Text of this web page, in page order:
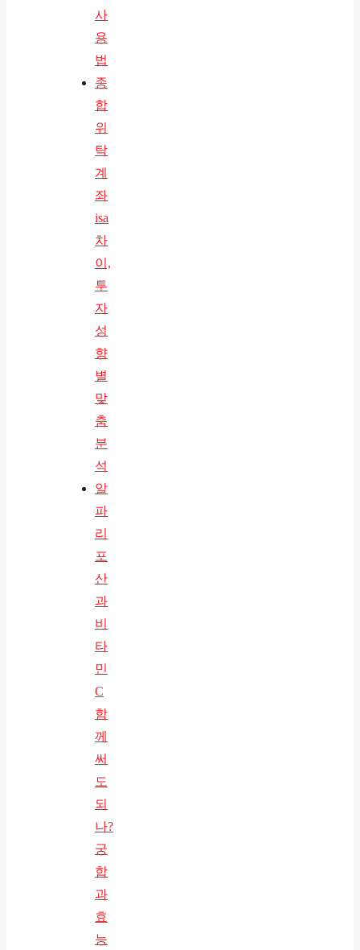
사
용
법
종
합
위
탁
계
좌
isa
차
이,
투
자
성
향
별
맞
춤
분
석
알
파
리
포
산
과
비
타
민
C
함
께
써
도
되
나?
궁
합
과
효
능